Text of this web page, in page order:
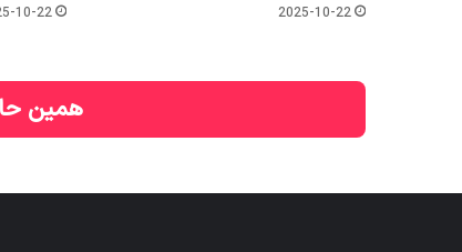
2025-10-22
10-22
همین